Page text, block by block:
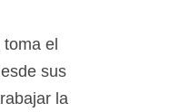
el
sus
la